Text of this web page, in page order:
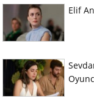
Elif